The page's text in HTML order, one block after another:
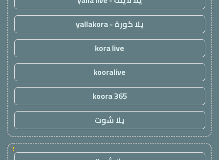
يلا كورة - yallakora
kora live
kooralive
koora 365
يلا شوت
!